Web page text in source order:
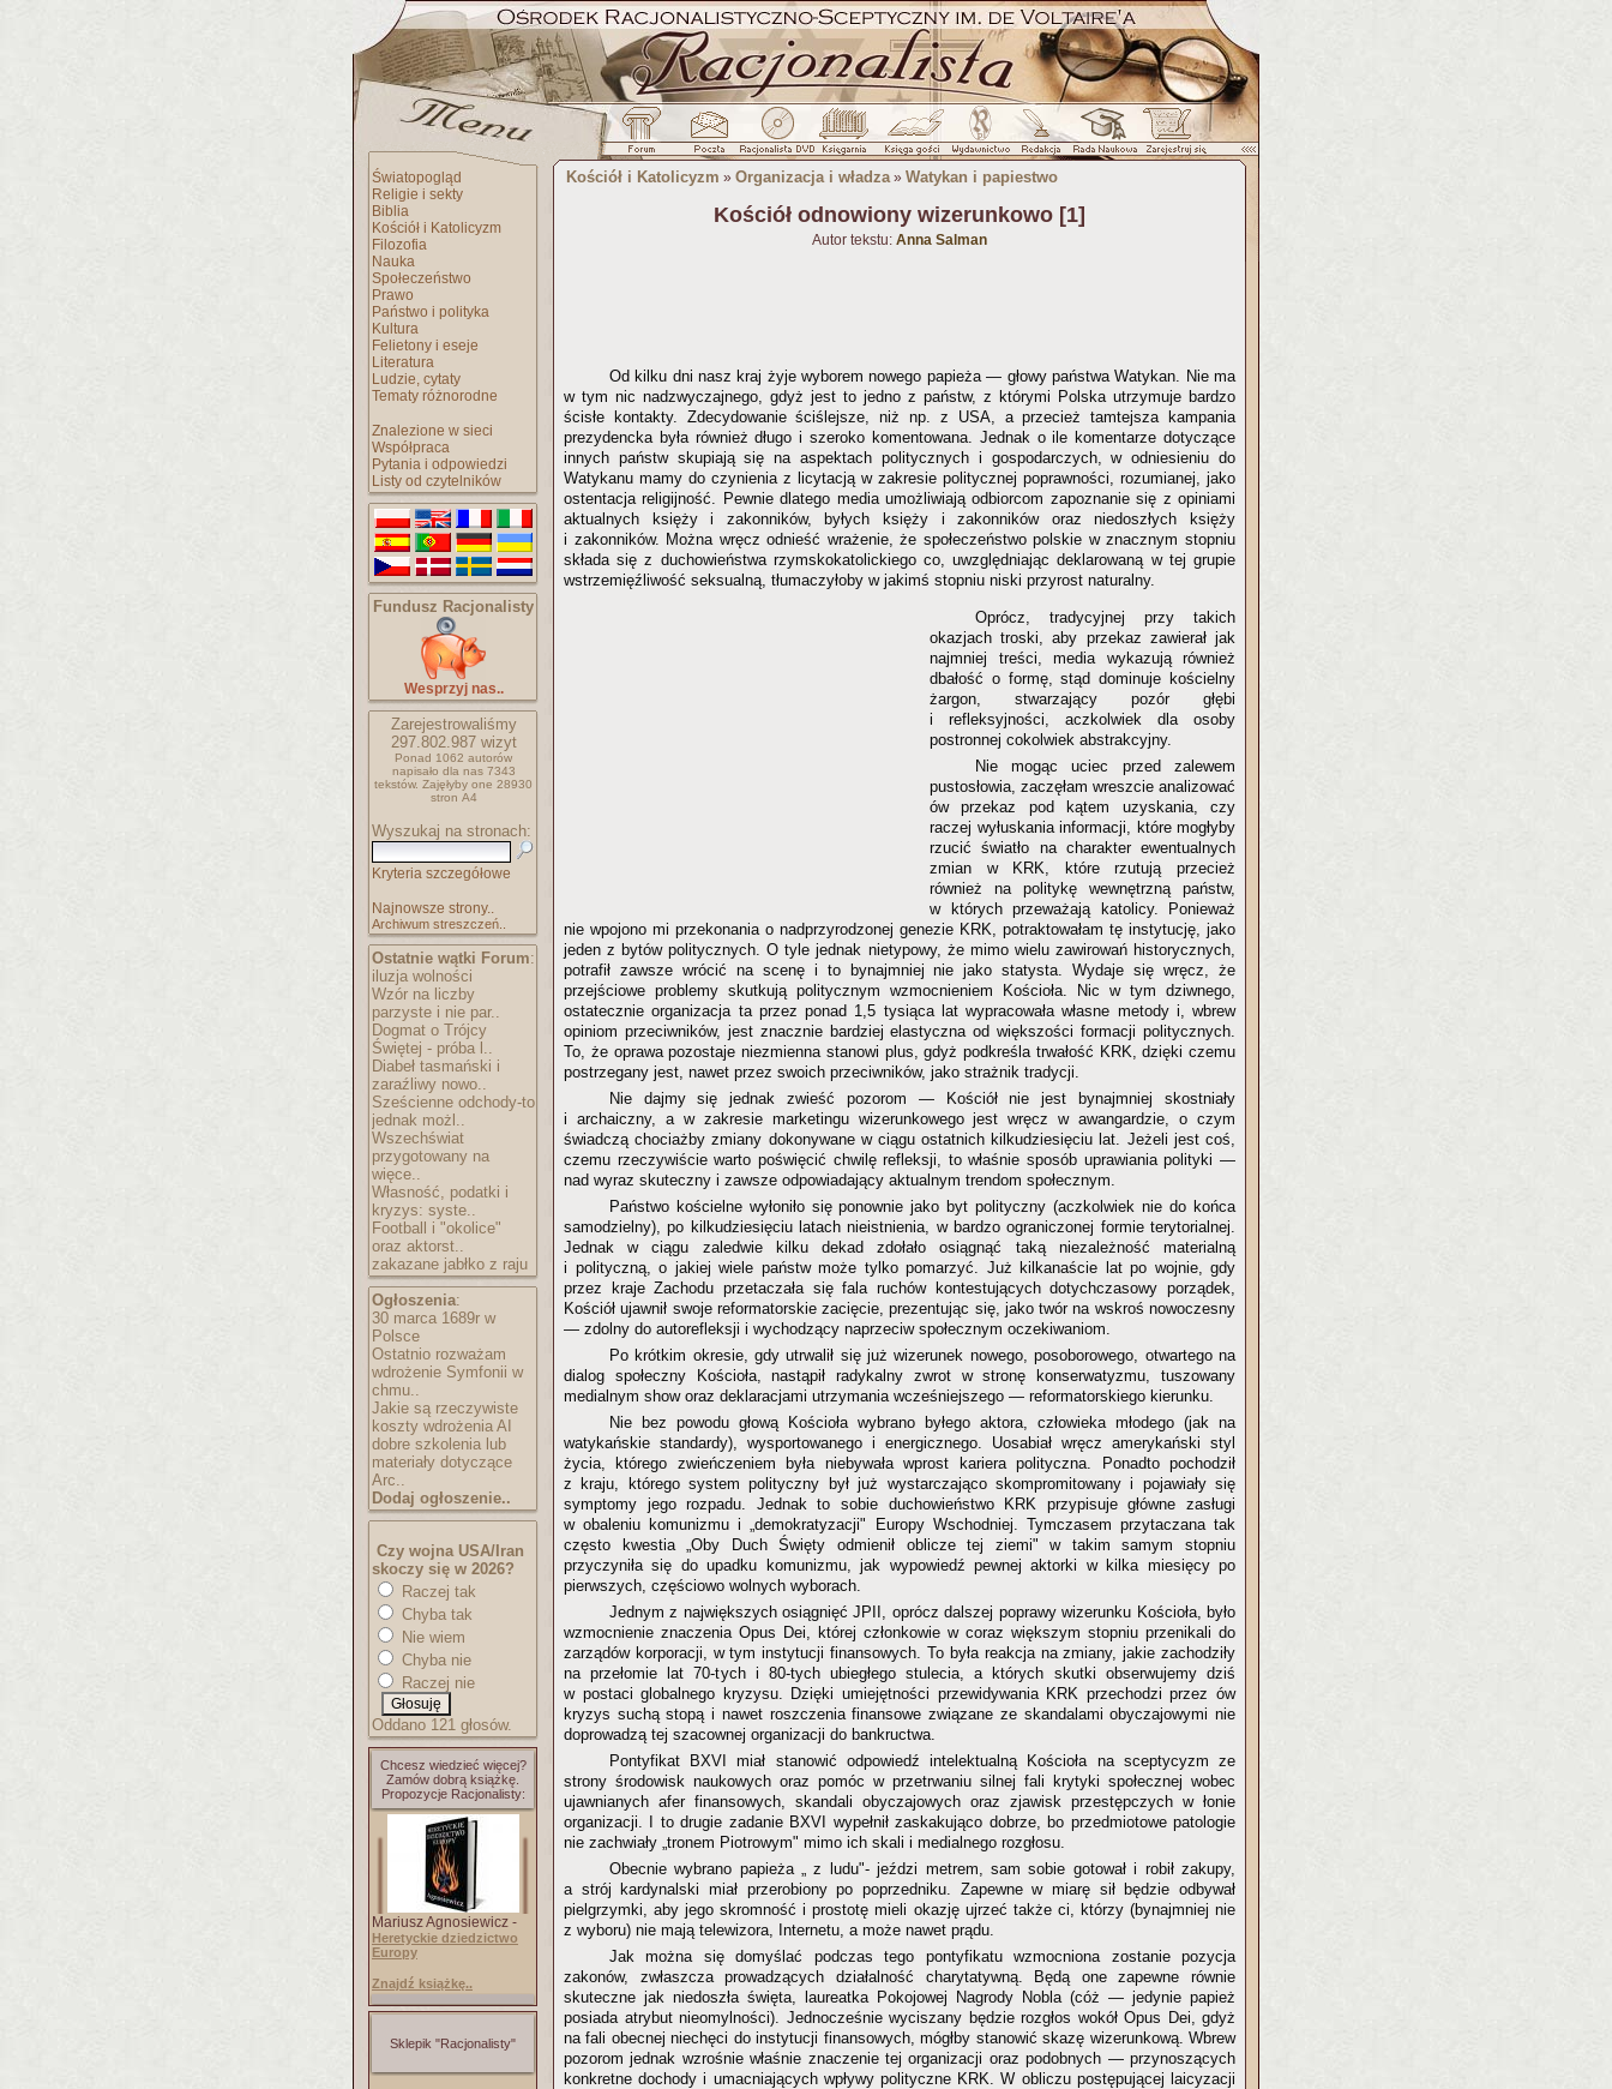
Światopogląd
Religie i sekty
Biblia
Kościół i Katolicyzm
Filozofia
Nauka
Społeczeństwo
Prawo
Państwo i polityka
Kultura
Felietony i eseje
Literatura
Ludzie, cytaty
Tematy różnorodne
Znalezione w sieci
Współpraca
Pytania i odpowiedzi
Listy od czytelników
Fundusz Racjonalisty
Wesprzyj nas..
Zarejestrowaliśmy
297.802.987wizyt
Ponad 1062 autorów
napisało dla nas 7343
tekstów. Zajęłyby one 28930
stron A4
Wyszukaj na stronach:
Kryteria szczegółowe
Najnowsze strony..
Archiwum streszczeń..
Ostatnie wątki Forum:
iluzja wolności
Wzór na liczby
parzyste i nie par..
Dogmat o Trójcy
Świętej - próba l..
Diabeł tasmański i
zaraźliwy nowo..
Sześcienne odchody-to
jednak możl..
Wszechświat
przygotowany na
więce..
Własność, podatki i
kryzys: syste..
Football i "okolice"
oraz aktorst..
zakazane jabłko z raju
Ogłoszenia:
30 marca 1689r w
Polsce
Ostatnio rozważam
wdrożenie Symfonii w
chmu..
Jakie są rzeczywiste
koszty wdrożenia AI
dobre szkolenia lub
materiały dotyczące
Arc..
Dodaj ogłoszenie..
Czy wojna USA/Iran
skoczy się w 2026?
Raczej tak
Chyba tak
Nie wiem
Chyba nie
Raczej nie
Oddano 121 głosów.
Chcesz wiedzieć więcej?
Zamów dobrą książkę.
Propozycje Racjonalisty:
Mariusz Agnosiewicz -
Heretyckie dziedzictwo
Europy
Znajdź książkę..
Sklepik "Racjonalisty"
Kościół i Katolicyzm » Organizacja i władza» Watykan i papiestwo
Kościół odnowiony wizerunkowo [1]
Autor tekstu: Anna Salman
Od kilku dni nasz kraj żyje wyborem nowego papieża — głowy państwa Watykan. Nie ma
w tym nic nadzwyczajnego, gdyż jest to jedno z państw, z którymi Polska utrzymuje bardzo
ścisłe kontakty. Zdecydowanie ściślejsze, niż np. z USA, a przecież tamtejsza kampania
prezydencka była również długo i szeroko komentowana. Jednak o ile komentarze dotyczące
innych państw skupiają się na aspektach politycznych i gospodarczych, w odniesieniu do
Watykanu mamy do czynienia z licytacją w zakresie politycznej poprawności, rozumianej, jako
ostentacja religijność. Pewnie dlatego media umożliwiają odbiorcom zapoznanie się z opiniami
aktualnych księży i zakonników, byłych księży i zakonników oraz niedoszłych księży
i zakonników. Można wręcz odnieść wrażenie, że społeczeństwo polskie w znacznym stopniu
składa się z duchowieństwa rzymskokatolickiego co, uwzględniając deklarowaną w tej grupie
wstrzemięźliwość seksualną, tłumaczyłoby w jakimś stopniu niski przyrost naturalny.
Oprócz, tradycyjnej przy takich
okazjach troski, aby przekaz zawierał jak
najmniej treści, media wykazują również
dbałość o formę, stąd dominuje kościelny
żargon, stwarzający pozór głębi
i refleksyjności, aczkolwiek dla osoby
postronnej cokolwiek abstrakcyjny.
Nie mogąc uciec przed zalewem
pustosłowia, zaczęłam wreszcie analizować
ów przekaz pod kątem uzyskania, czy
raczej wyłuskania informacji, które mogłyby
rzucić światło na charakter ewentualnych
zmian w KRK, które rzutują przecież
również na politykę wewnętrzną państw,
w których przeważają katolicy. Ponieważ
nie wpojono mi przekonania o nadprzyrodzonej genezie KRK, potraktowałam tę instytucję, jako
jeden z bytów politycznych. O tyle jednak nietypowy, że mimo wielu zawirowań historycznych,
potrafił zawsze wrócić na scenę i to bynajmniej nie jako statysta. Wydaje się wręcz, że
przejściowe problemy skutkują politycznym wzmocnieniem Kościoła. Nic w tym dziwnego,
ostatecznie organizacja ta przez ponad 1,5 tysiąca lat wypracowała własne metody i, wbrew
opiniom przeciwników, jest znacznie bardziej elastyczna od większości formacji politycznych.
To, że oprawa pozostaje niezmienna stanowi plus, gdyż podkreśla trwałość KRK, dzięki czemu
postrzegany jest, nawet przez swoich przeciwników, jako strażnik tradycji.
Nie dajmy się jednak zwieść pozorom — Kościół nie jest bynajmniej skostniały
i archaiczny, a w zakresie marketingu wizerunkowego jest wręcz w awangardzie, o czym
świadczą chociażby zmiany dokonywane w ciągu ostatnich kilkudziesięciu lat. Jeżeli jest coś,
czemu rzeczywiście warto poświęcić chwilę refleksji, to właśnie sposób uprawiania polityki —
nad wyraz skuteczny i zawsze odpowiadający aktualnym trendom społecznym.
Państwo kościelne wyłoniło się ponownie jako byt polityczny (aczkolwiek nie do końca
samodzielny), po kilkudziesięciu latach nieistnienia, w bardzo ograniczonej formie terytorialnej.
Jednak w ciągu zaledwie kilku dekad zdołało osiągnąć taką niezależność materialną
i polityczną, o jakiej wiele państw może tylko pomarzyć. Już kilkanaście lat po wojnie, gdy
przez kraje Zachodu przetaczała się fala ruchów kontestujących dotychczasowy porządek,
Kościół ujawnił swoje reformatorskie zacięcie, prezentując się, jako twór na wskroś nowoczesny
— zdolny do autorefleksji i wychodzący naprzeciw społecznym oczekiwaniom.
Po krótkim okresie, gdy utrwalił się już wizerunek nowego, posoborowego, otwartego na
dialog społeczny Kościoła, nastąpił radykalny zwrot w stronę konserwatyzmu, tuszowany
medialnym show oraz deklaracjami utrzymania wcześniejszego — reformatorskiego kierunku.
Nie bez powodu głową Kościoła wybrano byłego aktora, człowieka młodego (jak na
watykańskie standardy), wysportowanego i energicznego. Uosabiał wręcz amerykański styl
życia, którego zwieńczeniem była niebywała wprost kariera polityczna. Ponadto pochodził
z kraju, którego system polityczny był już wystarczająco skompromitowany i pojawiały się
symptomy jego rozpadu. Jednak to sobie duchowieństwo KRK przypisuje główne zasługi
w obaleniu komunizmu i „demokratyzacji" Europy Wschodniej. Tymczasem przytaczana tak
często kwestia „Oby Duch Święty odmienił oblicze tej ziemi" w takim samym stopniu
przyczyniła się do upadku komunizmu, jak wypowiedź pewnej aktorki w kilka miesięcy po
pierwszych, częściowo wolnych wyborach.
Jednym z największych osiągnięć JPII, oprócz dalszej poprawy wizerunku Kościoła, było
wzmocnienie znaczenia Opus Dei, której członkowie w coraz większym stopniu przenikali do
zarządów korporacji, w tym instytucji finansowych. To była reakcja na zmiany, jakie zachodziły
na przełomie lat 70-tych i 80-tych ubiegłego stulecia, a których skutki obserwujemy dziś
w postaci globalnego kryzysu. Dzięki umiejętności przewidywania KRK przechodzi przez ów
kryzys suchą stopą i nawet roszczenia finansowe związane ze skandalami obyczajowymi nie
doprowadzą tej szacownej organizacji do bankructwa.
Pontyfikat BXVI miał stanowić odpowiedź intelektualną Kościoła na sceptycyzm ze
strony środowisk naukowych oraz pomóc w przetrwaniu silnej fali krytyki społecznej wobec
ujawnianych afer finansowych, skandali obyczajowych oraz zjawisk przestępczych w łonie
organizacji. I to drugie zadanie BXVI wypełnił zaskakująco dobrze, bo przedmiotowe patologie
nie zachwiały „tronem Piotrowym" mimo ich skali i medialnego rozgłosu.
Obecnie wybrano papieża „ z ludu"- jeździ metrem, sam sobie gotował i robił zakupy,
a strój kardynalski miał przerobiony po poprzedniku. Zapewne w miarę sił będzie odbywał
pielgrzymki, aby jego skromność i prostotę mieli okazję ujrzeć także ci, którzy (bynajmniej nie
z wyboru) nie mają telewizora, Internetu, a może nawet prądu.
Jak można się domyślać podczas tego pontyfikatu wzmocniona zostanie pozycja
zakonów, zwłaszcza prowadzących działalność charytatywną. Będą one zapewne równie
skuteczne jak niedoszła święta, laureatka Pokojowej Nagrody Nobla (cóż — jedynie papież
posiada atrybut nieomylności). Jednocześnie wyciszany będzie rozgłos wokół Opus Dei, gdyż
na fali obecnej niechęci do instytucji finansowych, mógłby stanowić skazę wizerunkową. Wbrew
pozorom jednak wzrośnie właśnie znaczenie tej organizacji oraz podobnych — przynoszących
konkretne dochody i umacniających wpływy polityczne KRK. W obliczu postępującej laicyzacji